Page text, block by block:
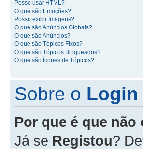
Posso usar HTML?
O que são Emoções?
Posso exibir Imagens?
O que são Anúncios Globais?
O que são Anúncios?
O que são Tópicos Fixos?
O que são Tópicos Bloqueados?
O que são Ícones de Tópicos?
Sobre o Login
Por que é que
Já se Registou?